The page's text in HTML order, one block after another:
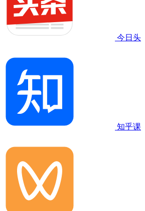
今日头
知乎课